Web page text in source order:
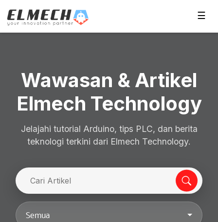
☰
Wawasan & Artikel
Elmech Technology
Jelajahi tutorial Arduino, tips PLC, dan berita
teknologi terkini dari Elmech Technology.
Semua